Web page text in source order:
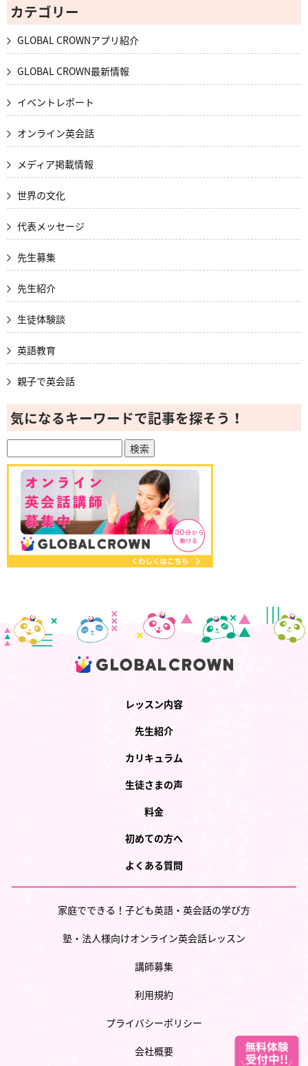
カテゴリー
GLOBAL CROWNアプリ紹介
GLOBAL CROWN最新情報
イベントレポート
オンライン英会話
メディア掲載情報
世界の文化
代表メッセージ
先生募集
先生紹介
生徒体験談
英語教育
親子で英会話
気になるキーワードで記事を探そう！
レッスン内容
先生紹介
カリキュラム
生徒さまの声
料金
初めての方へ
よくある質問
家庭でできる！子ども英語・英会話の学び方
塾・法人様向けオンライン英会話レッスン
講師募集
利用規約
プライバシーポリシー
会社概要